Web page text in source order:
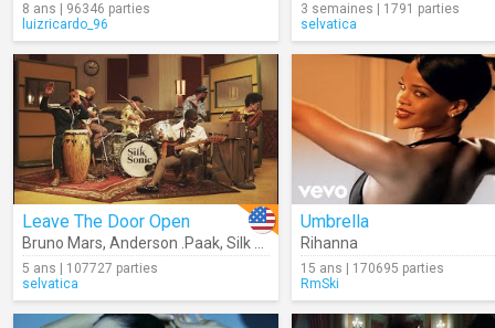
8 ans | 96346 parties
luizricardo_96
3 semaines | 1791 parties
selvatica
Leave The Door Open
Bruno Mars, Anderson .Paak, Silk Sonic
5 ans | 107727 parties
selvatica
Umbrella
Rihanna
15 ans | 170695 parties
RmSki